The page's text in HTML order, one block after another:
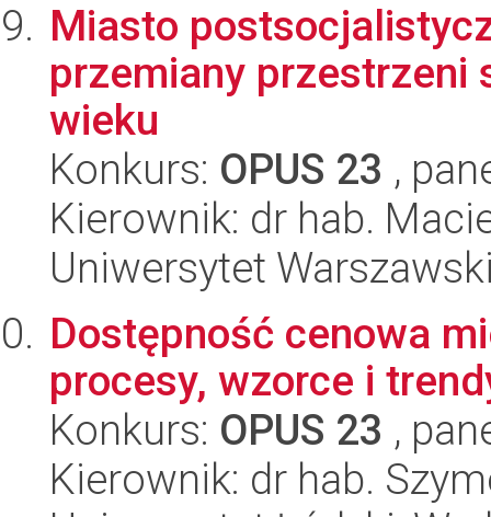
Miasto
przemiany przestrzeni
wieku
Konkurs: OPUS 23 ,
Kierownik: dr hab.
Uniwersytet
Dostępność cenowa
procesy, wzorce i
Konkurs: OPUS 23 ,
Kierownik: dr hab.